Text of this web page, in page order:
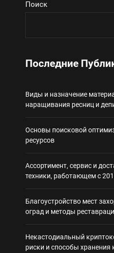
Поиск
Последние
Виды и назначение
наращивания ресниц и
Основы поисковой
ресурсов
Ассортимент, сервис и
техники, работающем с
Благоустройство мест
оград и методы
Некастодиальный
риски и способы хранения